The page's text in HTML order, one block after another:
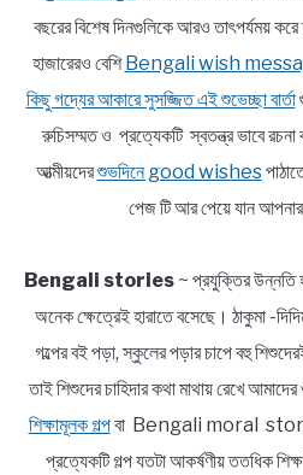
বছরের বিশেষ দিনগুলিকে আরও তাৎপর্যময়
হাজারেরও বেশিBengali wish
কিছু গদ্যের আকারে সুসজ্জিত এই শুভেচ্ছা বার্তা
রুচিসম্মত ও প্রত্যেকটি স্বতন্ত্র ভাবে
আত্মীয়দেরশুভদিনে good wishes
পেজ টি আর পেয়ে যান আপনার
Bengali stories ~ প্রযুক্তির উন্নতি
অনেক ক্ষেত্রেই হারাতে বসেছে। ঠাকুমা -
গল্পের বই পড়া, স্কুলের পড়ার চাপে বহু
তাই শিশুদের চাহিদার কথা মাথায় রেখে
শিক্ষামূলক গল্পবা Bengali moral stories
প্রত্যেকটি গল্প যতটা আকর্ষণীয় ততধিক